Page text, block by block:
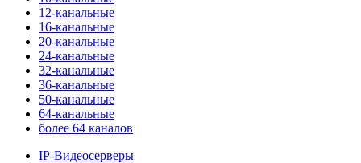
12-канальные
16-канальные
20-канальные
24-канальные
32-канальные
36-канальные
50-канальные
64-канальные
более 64 каналов
IP-Видеосерверы